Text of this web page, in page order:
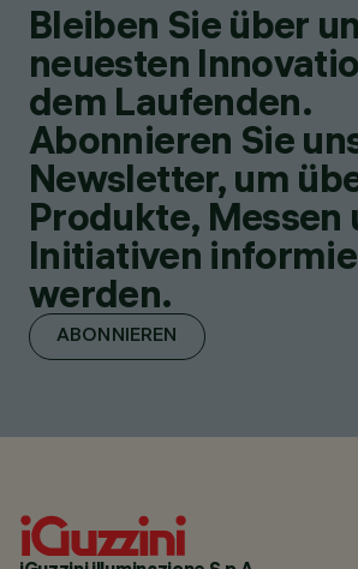
Bleiben Sie über
neuesten
dem Laufenden.
Abonnieren Sie
Newsletter, um
Produkte, Messen
Initiativen
werden.
ABONNIEREN